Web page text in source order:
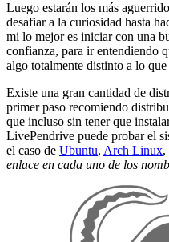
Luego estarán los más
desafiar a la curiosidad hasta
mi lo mejor es iniciar con una
confianza, para ir entendiendo
algo totalmente distinto a lo
Existe una gran cantidad de
primer paso recomiendo
que incluso sin tener que
LivePendrive puede probar el
el caso de Ubuntu, Arch Linux,
enlace en cada uno de los